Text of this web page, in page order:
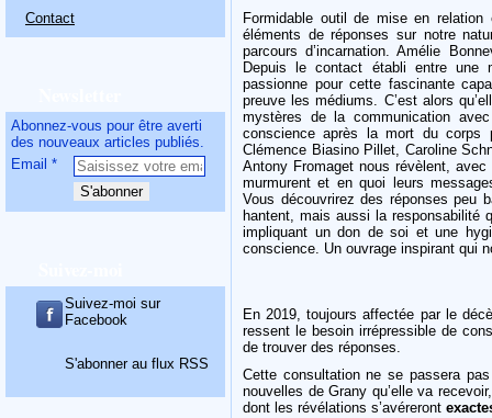
Contact
Abonnez-vous pour être averti
des nouveaux articles publiés.
Email
Suivez-moi sur
Facebook
S'abonner au flux RSS
Formidable outil de mise en
éléments de réponses sur notre
parcours d’incarnation. Amélie
Depuis le contact établi entre une
passionne pour cette fascinante
preuve les médiums. C’est alors
mystères de la communication
conscience après la mort du corps
Clémence Biasino Pillet, Caroline
Antony Fromaget nous révèlent,
murmurent et en quoi leurs
Vous découvrirez des réponses peu
hantent, mais aussi la responsabilité
impliquant un don de soi et une
conscience. Un ouvrage inspirant qui
En 2019, toujours affectée par le
ressent le besoin irrépressible de
de trouver des réponses.
Cette consultation ne se passera
nouvelles de Grany qu’elle va
dont les révélations s’avéreront